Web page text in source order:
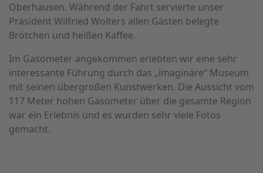
Oberhausen. Während der Fahrt servierte unser
Präsident Wilfried Wolters allen Gästen belegte
Brötchen und heißen Kaffee.
Im Gasometer angekommen erlebten wir eine sehr
interessante Führung durch das „imaginäre“ Museum
mit seinen übergroßen Kunstwerken. Die Aussicht vom
117 Meter hohen Gasometer über die gesamte Region
war ein Erlebnis und es wurden sehr viele Fotos
gemacht.